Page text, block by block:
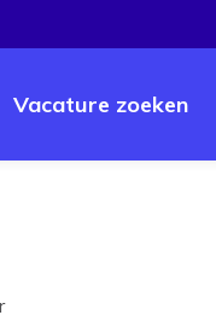
Vacature zoeken